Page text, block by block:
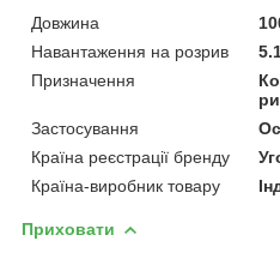
Довжина
Навантаження на розрив
Призначення
Застосування
Країна реєстрації бренду
Країна-виробник товару
Приховати